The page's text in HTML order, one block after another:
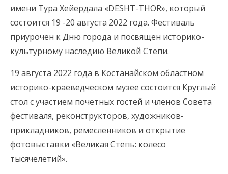
имени Тура Хейердала «DESHT-THOR», который
состоится 19 -20 августа 2022 года. Фестиваль
приурочен к Дню города и посвящен историко-
культурному наследию Великой Степи.
19 августа 2022 года в Костанайском областном
историко-краеведческом музее состоится Круглый
стол с участием почетных гостей и членов Совета
фестиваля, реконструкторов, художников-
прикладников, ремесленников и открытие
фотовыставки «Великая Степь: колесо
тысячелетий».